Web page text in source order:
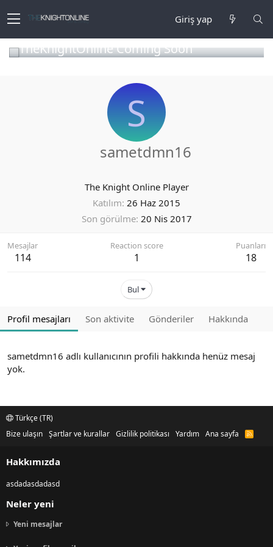
Giriş yap
TheKnightOnline Coming Soon
S
sametdmn16
The Knight Online Player
Katılım 26 Haz 2015
Son görülme 20 Nis 2017
Mesajlar
114
Reaction score
1
Puanları
18
Bul
Profil mesajları Son aktivite Gönderiler Hakkında
sametdmn16 adlı kullanıcının profili hakkında henüz mesaj
yok.
Türkçe (TR)
Bize ulaşın Şartlar ve kurallar Gizlilik politikası Yardım Ana sayfa
R
Hakkımızda
asdadasdadasd
Neler yeni
Yeni mesajlar